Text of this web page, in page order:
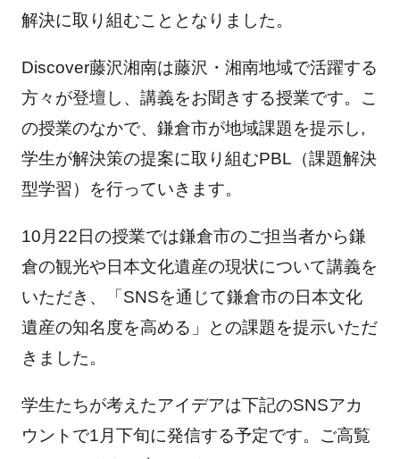
解決に取り組むこととなりました。
Discover藤沢湘南は藤沢・湘南地域で活躍する
方々が登壇し、講義をお聞きする授業です。こ
の授業のなかで、鎌倉市が地域課題を提示し,
学生が解決策の提案に取り組むPBL（課題解決
型学習）を行っていきます。
10月22日の授業では鎌倉市のご担当者から鎌
倉の観光や日本文化遺産の現状について講義を
いただき、「SNSを通じて鎌倉市の日本文化
遺産の知名度を高める」との課題を提示いただ
きました。
学生たちが考えたアイデアは下記のSNSアカ
ウントで1月下旬に発信する予定です。ご高覧